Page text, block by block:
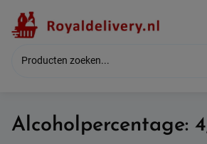
content
Alcoholpercentage: